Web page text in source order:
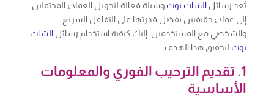
تُعد رسائل الشات بوت وسيلة فعالة لتحويل العملاء المحتملين
إلى عملاء حقيقيين بفضل قدرتها على التفاعل السريع
والشخصي مع المستخدمين. إليك كيفية استخدام رسائل الشات
بوت لتحقيق هذا الهدف
1. تقديم الترحيب الفوري والمعلومات
الأساسية